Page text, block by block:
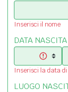
Inserisci il nome
DATA NASCITA
Inserisci la data
LUOGO